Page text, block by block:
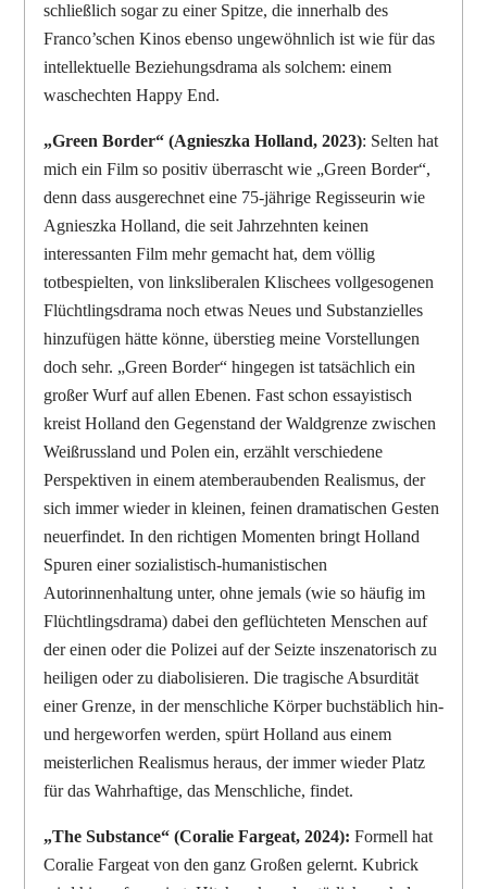
schließlich sogar zu einer Spitze, die innerhalb des
Franco’schen Kinos ebenso ungewöhnlich ist wie für das
intellektuelle Beziehungsdrama als solchem: einem
waschechten Happy End.
„Green Border“ (Agnieszka Holland, 2023): Selten hat
mich ein Film so positiv überrascht wie „Green Border“,
denn dass ausgerechnet eine 75-jährige Regisseurin wie
Agnieszka Holland, die seit Jahrzehnten keinen
interessanten Film mehr gemacht hat, dem völlig
totbespielten, von linksliberalen Klischees vollgesogenen
Flüchtlingsdrama noch etwas Neues und Substanzielles
hinzufügen hätte könne, überstieg meine Vorstellungen
doch sehr. „Green Border“ hingegen ist tatsächlich ein
großer Wurf auf allen Ebenen. Fast schon essayistisch
kreist Holland den Gegenstand der Waldgrenze zwischen
Weißrussland und Polen ein, erzählt verschiedene
Perspektiven in einem atemberaubenden Realismus, der
sich immer wieder in kleinen, feinen dramatischen Gesten
neuerfindet. In den richtigen Momenten bringt Holland
Spuren einer sozialistisch-humanistischen
Autorinnenhaltung unter, ohne jemals (wie so häufig im
Flüchtlingsdrama) dabei den geflüchteten Menschen auf
der einen oder die Polizei auf der Seizte inszenatorisch zu
heiligen oder zu diabolisieren. Die tragische Absurdität
einer Grenze, in der menschliche Körper buchstäblich hin-
und hergeworfen werden, spürt Holland aus einem
meisterlichen Realismus heraus, der immer wieder Platz
für das Wahrhaftige, das Menschliche, findet.
„The Substance“ (Coralie Fargeat, 2024): Formell hat
Coralie Fargeat von den ganz Großen gelernt. Kubrick